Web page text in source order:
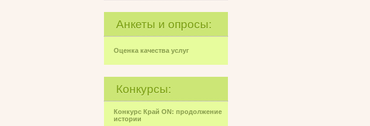
Анкеты и опросы:
Оценка качества услуг
Конкурсы:
Конкурс Край ON: продолжение
истории